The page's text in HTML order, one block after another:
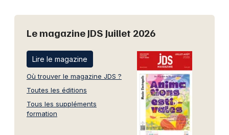
Le magazine JDS Juillet 2026
Lire le magazine
Où trouver le magazine JDS ?
Toutes les éditions
Tous les suppléments
formation